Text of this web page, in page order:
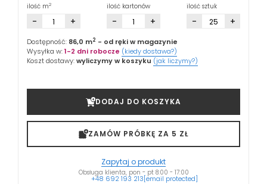
ilość m2
- +
ilość kartonów
- +
ilość sztuk
- +
Dostępność: 86,0 m2 - od ręki w magazynie
Wysyłka w:1-2 dni robocze (kiedy dostawa?)
Koszt dostawy:wyliczymy w koszyku (jak liczymy?)
DODAJ DO KOSZYKA
ZAMÓW PRÓBKĘ ZA 5 ZŁ
Zapytaj o produkt
Obsługa klienta, pon - pt 8:00 - 17:00
+48 692 193 213[email protected]